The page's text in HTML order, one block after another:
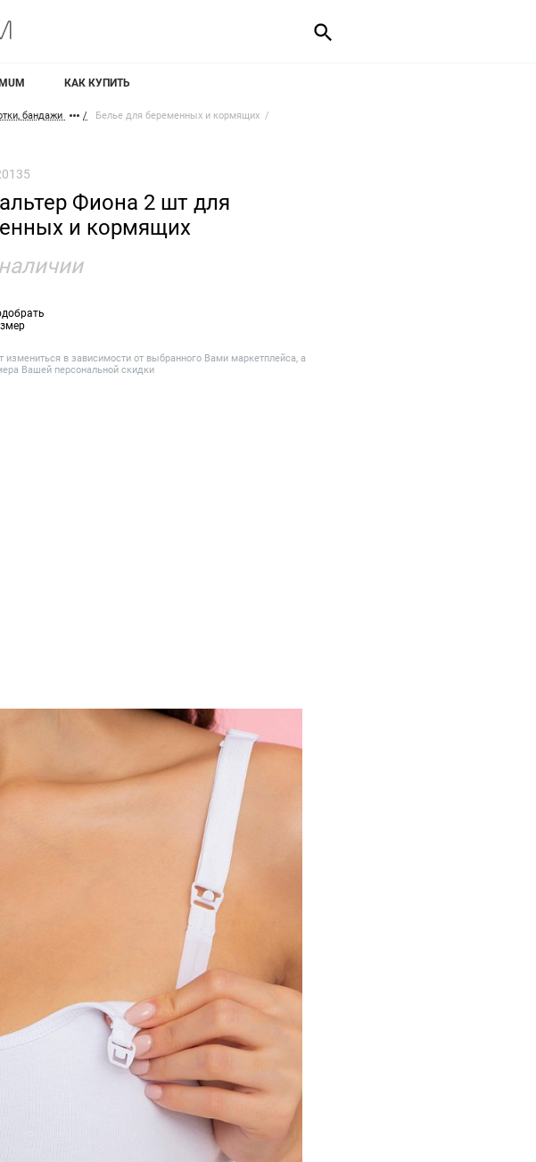
КАК КУПИТЬ
бандажи Белье для беременных и кормящих
Фиона 2 шт для
и кормящих
измениться в зависимости от выбранного Вами маркетплейса, а
Вашей персональной скидки